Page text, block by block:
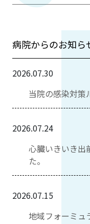
病院からのお知ら
2026.07.30
当院の感染対策
2026.07.24
心臓いきいき出
た。
2026.07.15
地域フォーミュ